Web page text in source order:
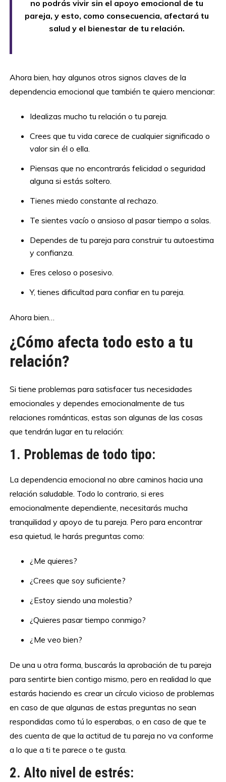
no podrás vivir sin el apoyo emocional de tu
pareja, y esto, como consecuencia, afectará tu
salud y el bienestar de tu relación.
Ahora bien, hay algunos otros signos claves de la
dependencia emocional que también te quiero mencionar:
Idealizas mucho tu relación o tu pareja.
Crees que tu vida carece de cualquier significado o
valor sin él o ella.
Piensas que no encontrarás felicidad o seguridad
alguna si estás soltero.
Tienes miedo constante al rechazo.
Te sientes vacío o ansioso al pasar tiempo a solas.
Dependes de tu pareja para construir tu autoestima
y confianza.
Eres celoso o posesivo.
Y, tienes dificultad para confiar en tu pareja.
Ahora bien…
¿Cómo afecta todo esto a tu
relación?
Si tiene problemas para satisfacer tus necesidades
emocionales y dependes emocionalmente de tus
relaciones románticas, estas son algunas de las cosas
que tendrán lugar en tu relación:
1. Problemas de todo tipo:
La dependencia emocional no abre caminos hacia una
relación saludable. Todo lo contrario, si eres
emocionalmente dependiente, necesitarás mucha
tranquilidad y apoyo de tu pareja. Pero para encontrar
esa quietud, le harás preguntas como:
¿Me quieres?
¿Crees que soy suficiente?
¿Estoy siendo una molestia?
¿Quieres pasar tiempo conmigo?
¿Me veo bien?
De una u otra forma, buscarás la aprobación de tu pareja
para sentirte bien contigo mismo, pero en realidad lo que
estarás haciendo es crear un círculo vicioso de problemas
en caso de que algunas de estas preguntas no sean
respondidas como tú lo esperabas, o en caso de que te
des cuenta de que la actitud de tu pareja no va conforme
a lo que a ti te parece o te gusta.
2. Alto nivel de estrés: